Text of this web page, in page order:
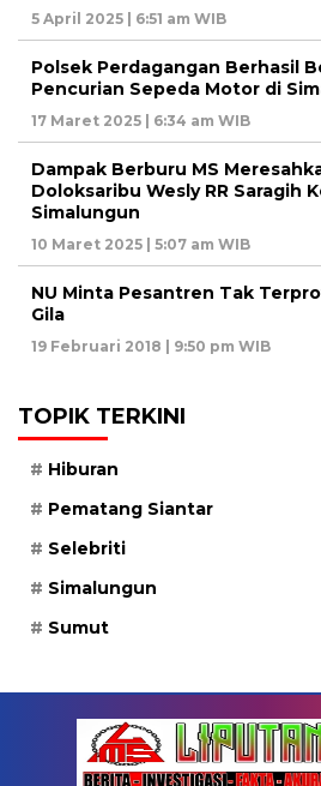
5 April 2025 | 6:51 am WIB
Polsek Perdagangan Berhasil
Pencurian Sepeda Motor di
17 Maret 2025 | 6:34 am WIB
Dampak Berburu MS
Doloksaribu Wesly RR Saragih
Simalungun
10 Maret 2025 | 5:07 am WIB
NU Minta Pesantren Tak
Gila
19 Februari 2018 | 9:50 pm WIB
TOPIK TERKINI
Hiburan
Pematang Siantar
Selebriti
Simalungun
Sumut